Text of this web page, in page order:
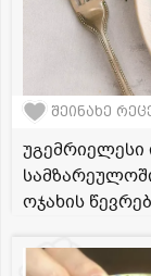
შეინახე
უგემრიელესი
ოჯახის